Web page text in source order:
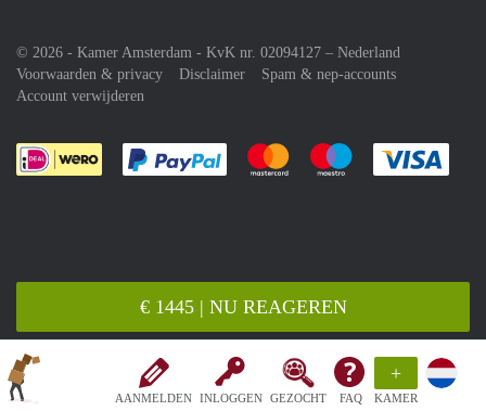
AANMELDEN INLOGGEN GEZOCHT FAQ
+
KAMER
€ 1445 | NU REAGEREN
© 2026 - Kamer Amsterdam - KvK nr. 02094127 – Nederland
Voorwaarden & privacy
Disclaimer
Spam & nep-accounts
Account verwijderen
Je rekent gemakkelijk af met Paypal
Je rekent gemakkelijk af met
Je rekent